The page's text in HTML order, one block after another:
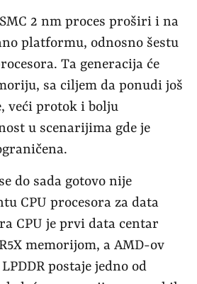
2 nm proces proširi i na
platformu, odnosno šestu
Ta generacija će
sa ciljem da ponudi još
veći protok i bolju
u scenarijima gde je
do sada gotovo nije
CPU procesora za data
CPU je prvi data centar
memorijom, a AMD-ov
postaje jedno od